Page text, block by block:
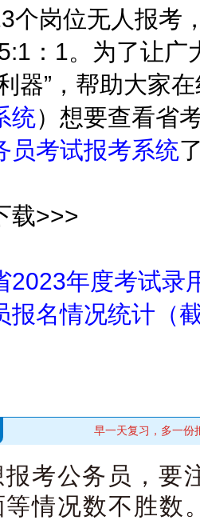
个岗位无人报考
：1。为了让广
器”，帮助大家
统）想要查看省
员考试报考系统
>>>
2023年度考试录
报名情况统计（
早一天复习，多一份
考公务员，要
情况数不胜数